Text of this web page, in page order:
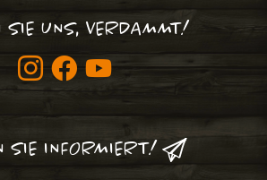
SIE UNS, VERDAMMT!
SIE INFORMIERT!